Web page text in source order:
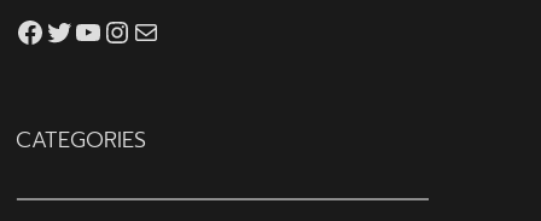
Facebook
Twitter
YouTube
Instagram
thaiprintshop.aw@gmail.com
CATEGORIES